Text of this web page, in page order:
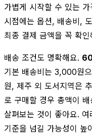
가볍게 시작할 수 있는
시점에는 옵션, 배송비,
최종 결제 금액을 꼭 확인
배송 조건도 명확해요.
기본 배송비는 3,000원
원, 제주 외 도서지역은
로 구매할 경우 총액이
살펴보는 것이 좋아요.
기준을 넘길 가능성이 높